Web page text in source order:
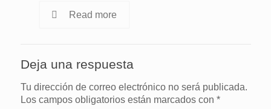
Read more
Deja una respuesta
Tu dirección de correo electrónico no será publicada.
Los campos obligatorios están marcados con *